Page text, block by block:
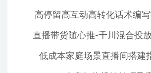
高停留高互动高转化话术编
直播带货随心推-千川混合投
低成本家庭场景直播间搭建